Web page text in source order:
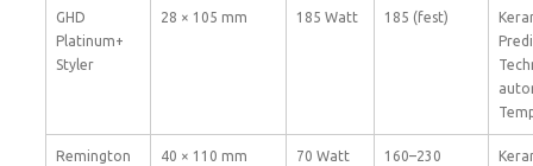
GHD
Platinum+
Styler
28 × 105 mm 185 Watt 185 (fest)
Remington
40 × 110 mm 70 Watt
160–230